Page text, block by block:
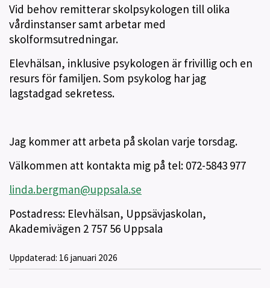
Vid behov remitterar skolpsykologen till olika
vårdinstanser samt arbetar med
skolformsutredningar.
Elevhälsan, inklusive psykologen är frivillig och en
resurs för familjen. Som psykolog har jag
lagstadgad sekretess.
Jag kommer att arbeta på skolan varje torsdag.
Välkommen att kontakta mig på tel: 072-5843 977
linda.bergman@uppsala.se
Postadress: Elevhälsan, Uppsävjaskolan,
Akademivägen 2 757 56 Uppsala
Uppdaterad: 16 januari 2026